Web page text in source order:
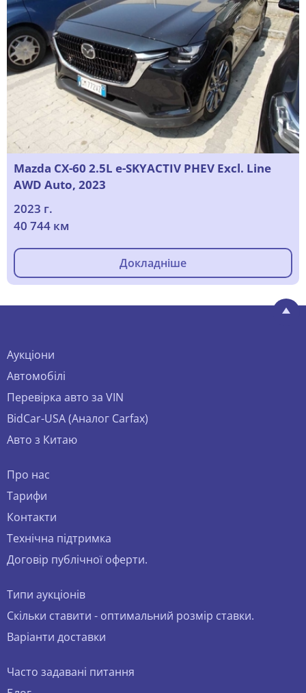
Mazda CX-60 2.5L e-SKYACTIV PHEV Excl. Line
AWD Auto, 2023
2023 г.
40 744 км
Докладніше
Аукціони
Автомобілі
Перевірка авто за VIN
BidCar-USA (Аналог Carfax)
Авто з Китаю
Про нас
Тарифи
Контакти
Технічна підтримка
Договір публічної оферти.
Типи аукціонів
Скільки ставити - оптимальний розмір ставки.
Варіанти доставки
Часто задавані питання